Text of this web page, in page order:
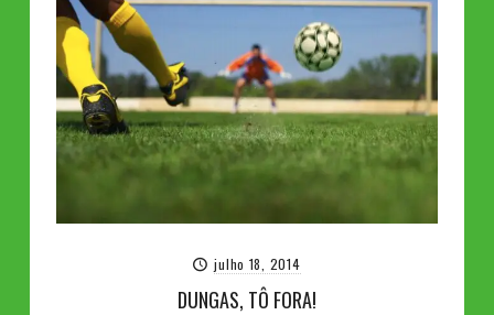
julho 18, 2014
DUNGAS, TÔ FORA!